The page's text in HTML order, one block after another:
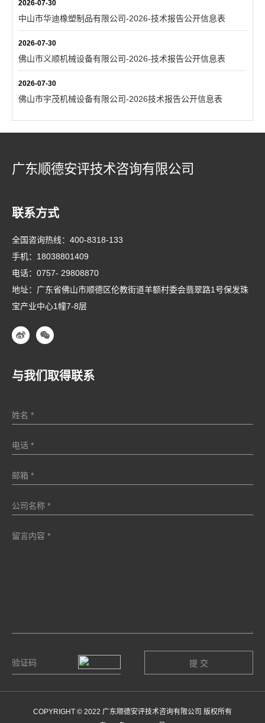
2026-07-30
中山市华迪橡塑制品有限公司-2026-技术报告公开信息表
2026-07-30
佛山市义顺机械设备有限公司-2026-技术报告公开信息表
2026-07-30
佛山市宇茂机械设备有限公司-2026技术报告公开信息表
广东顺德安评技术咨询有限公司
联系方式
全国咨询热线： 400-8318-133
手机： 18038801409
电话： 0757- 29808870
地址：广东省佛山市顺德区伦教街道羊额村委会翡翠路1号保发珠
宝产业中心1幢7-8层
与我们取得联系
COPYRIGHT © 2022 广东顺德安评技术咨询有限公司 版权所有